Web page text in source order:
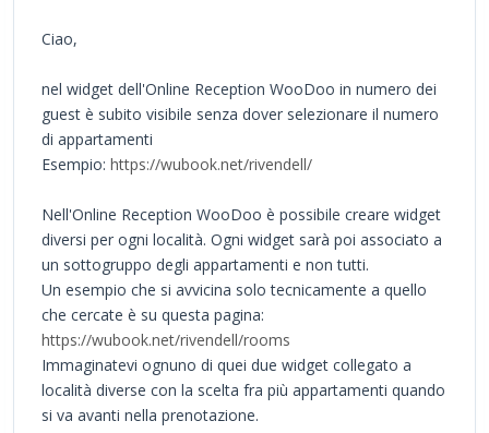
Ciao,
nel widget dell'Online Reception WooDoo in numero dei
guest è subito visibile senza dover selezionare il numero
di appartamenti
Esempio: https://wubook.net/rivendell/
Nell'Online Reception WooDoo è possibile creare widget
diversi per ogni località. Ogni widget sarà poi associato a
un sottogruppo degli appartamenti e non tutti.
Un esempio che si avvicina solo tecnicamente a quello
che cercate è su questa pagina:
https://wubook.net/rivendell/rooms
Immaginatevi ognuno di quei due widget collegato a
località diverse con la scelta fra più appartamenti quando
si va avanti nella prenotazione.